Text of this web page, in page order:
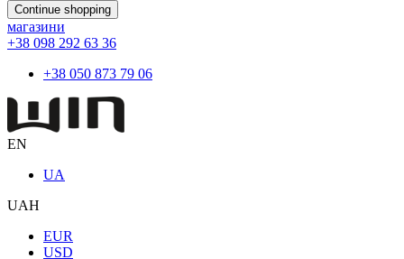
Continue shopping
магазини
+38 098 292 63 36
+38 050 873 79 06
EN
UA
UAH
EUR
USD